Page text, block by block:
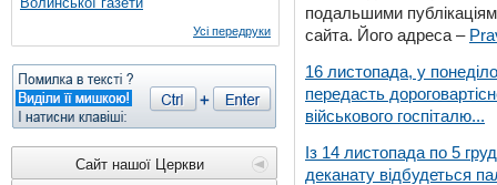
Усі передруки
Сайт нашої Церкви
подальшими
сайта. Його адреса –
16 листопада, у
передасть
військового госпіталю...
Із 14 листопада по 5
деканату відбудеться